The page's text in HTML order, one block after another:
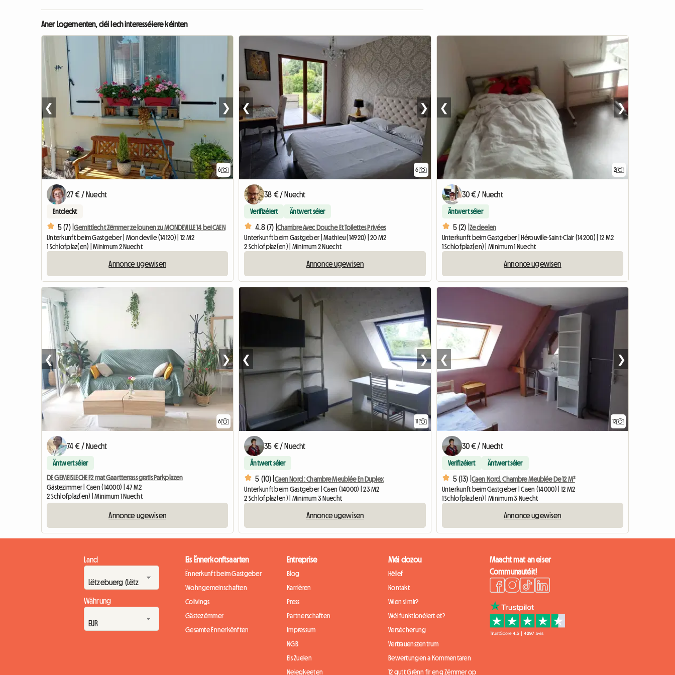
Aner Logementen, déi Iech interesséiere kéinten
6
❮ ❯
27 € / Nuecht
Entdeckt
5 (7) |Gemittlecht Zëmmer ze lounen zu MONDEVILLE 14 bei CAEN
Unterkunft beim Gastgeber | Mondeville (14120) | 12 M2
1 Schlofplaz(en) | Minimum 2 Nuecht
Annonce ugewisen
6
❮ ❯
38 € / Nuecht
Verifizéiert Äntwert séier
4.8 (7) | Chambre Avec Douche Et Toilettes Privées
Unterkunft beim Gastgeber | Mathieu (14920) | 20 M2
2 Schlofplaz(en) | Minimum 2 Nuecht
Annonce ugewisen
2
❮ ❯
30 € / Nuecht
Äntwert séier
5 (2) | Ze deelen
Unterkunft beim Gastgeber | Hérouville-Saint-Clair (14200) | 12 M2
1 Schlofplaz(en) | Minimum 1 Nuecht
Annonce ugewisen
6
❮ ❯
74 € / Nuecht
Äntwert séier
DE GEMEISLECHE F2 mat Gaartterrass gratis Parkplazen
Gästezimmer | Caen (14000) | 47 M2
2 Schlofplaz(en) | Minimum 1 Nuecht
Annonce ugewisen
11
❮ ❯
35 € / Nuecht
Äntwert séier
5 (10) | Caen Nord : Chambre Meublée En Duplex
Unterkunft beim Gastgeber | Caen (14000) | 23 M2
2 Schlofplaz(en) | Minimum 3 Nuecht
Annonce ugewisen
12
❮ ❯
30 € / Nuecht
Verifizéiert Äntwert séier
5 (13) | Caen Nord. Chambre Meublée De 12 M²
Unterkunft beim Gastgeber | Caen (14000) | 12 M2
1 Schlofplaz(en) | Minimum 3 Nuecht
Annonce ugewisen
Land
Währung
Eis Ënnerkonftsaarten
Ënnerkunft beim Gastgeber
Wohngemeinschaften
Colivings
Gästezëmmer
Gesamte Ënnerkënften
Entreprise
Blog
Karrièren
Press
Partnerschaften
Impressum
NGB
Eis Zuelen
Neiegkeeten
Méi dozou
Hëllef
Kontakt
Wien si mir?
Wéi funktionéiert et?
Versécherung
Vertrauenszentrum
Bewertungen a Kommentaren
12 gutt Grënn fir eng Zëmmer op
Maacht mat an eiser
Communautéit!